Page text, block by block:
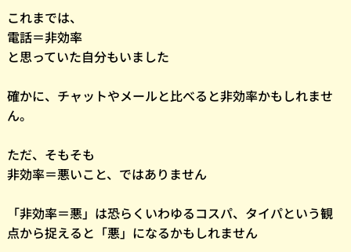
これまでは、
電話＝非効率
と思っていた自分もいました
確かに、チャットやメールと比べると非効率かもしれませ
ん。
ただ、そもそも
非効率＝悪いこと、ではありません
「非効率＝悪」は恐らくいわゆるコスパ、タイパという観
点から捉えると「悪」になるかもしれません